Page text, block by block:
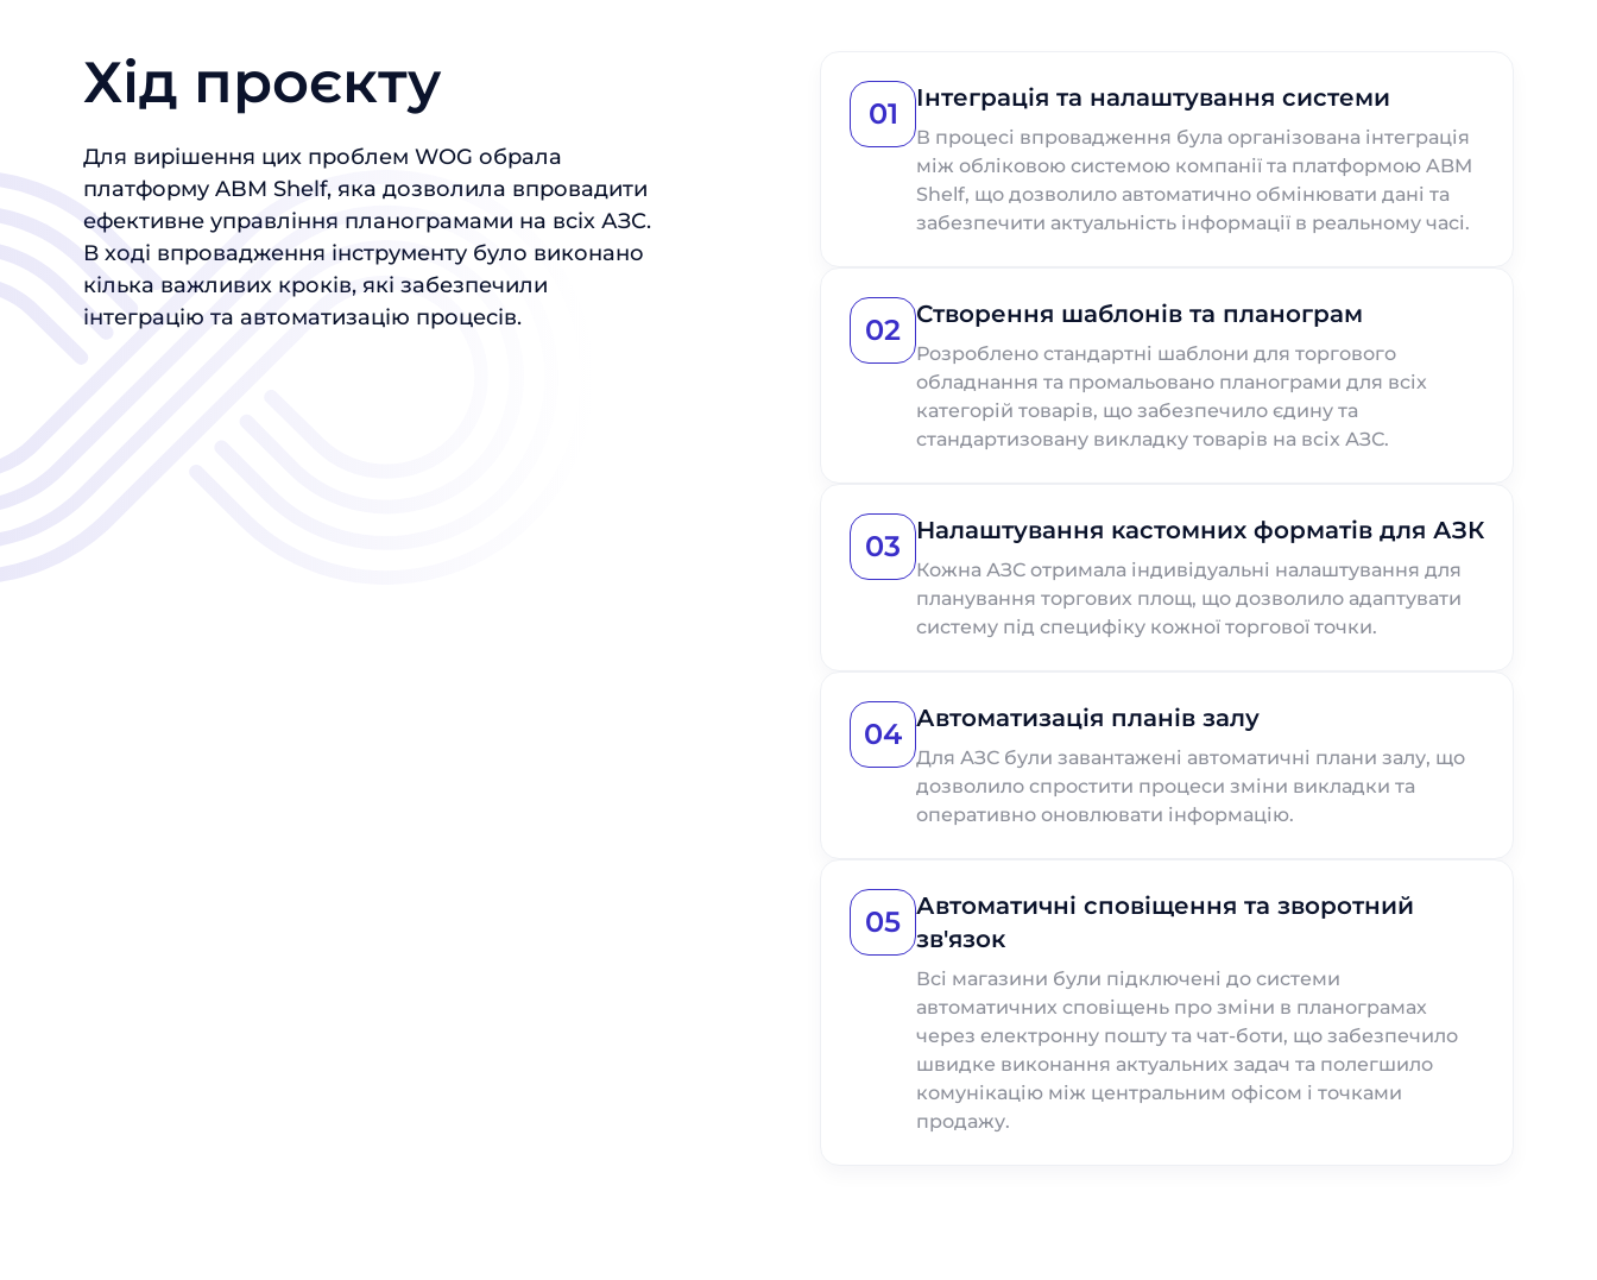
Хід проєкту
Для вирішення цих проблем WOG обрала
платформу ABM Shelf, яка дозволила впровадити
ефективне управління планограмами на всіх АЗС.
В ході впровадження інструменту було виконано
кілька важливих кроків, які забезпечили
інтеграцію та автоматизацію процесів.
01 Інтеграція та налаштування системи
В процесі впровадження була організована інтеграція
між обліковою системою компанії та платформою ABM
Shelf, що дозволило автоматично обмінювати дані та
забезпечити актуальність інформації в реальному часі.
02 Створення шаблонів та планограм
Розроблено стандартні шаблони для торгового
обладнання та промальовано планограми для всіх
категорій товарів, що забезпечило єдину та
стандартизовану викладку товарів на всіх АЗС.
03 Налаштування кастомних форматів для АЗК
Кожна АЗС отримала індивідуальні налаштування для
планування торгових площ, що дозволило адаптувати
систему під специфіку кожної торгової точки.
04 Автоматизація планів залу
Для АЗС були завантажені автоматичні плани залу, що
дозволило спростити процеси зміни викладки та
оперативно оновлювати інформацію.
05 Автоматичні сповіщення та зворотний
зв'язок
Всі магазини були підключені до системи
автоматичних сповіщень про зміни в планограмах
через електронну пошту та чат-боти, що забезпечило
швидке виконання актуальних задач та полегшило
комунікацію між центральним офісом і точками
продажу.